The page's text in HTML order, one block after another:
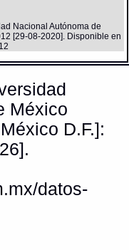
Nacional Autónoma de
[29-08-2020]. Disponible en
México
D.F.]:
datos-